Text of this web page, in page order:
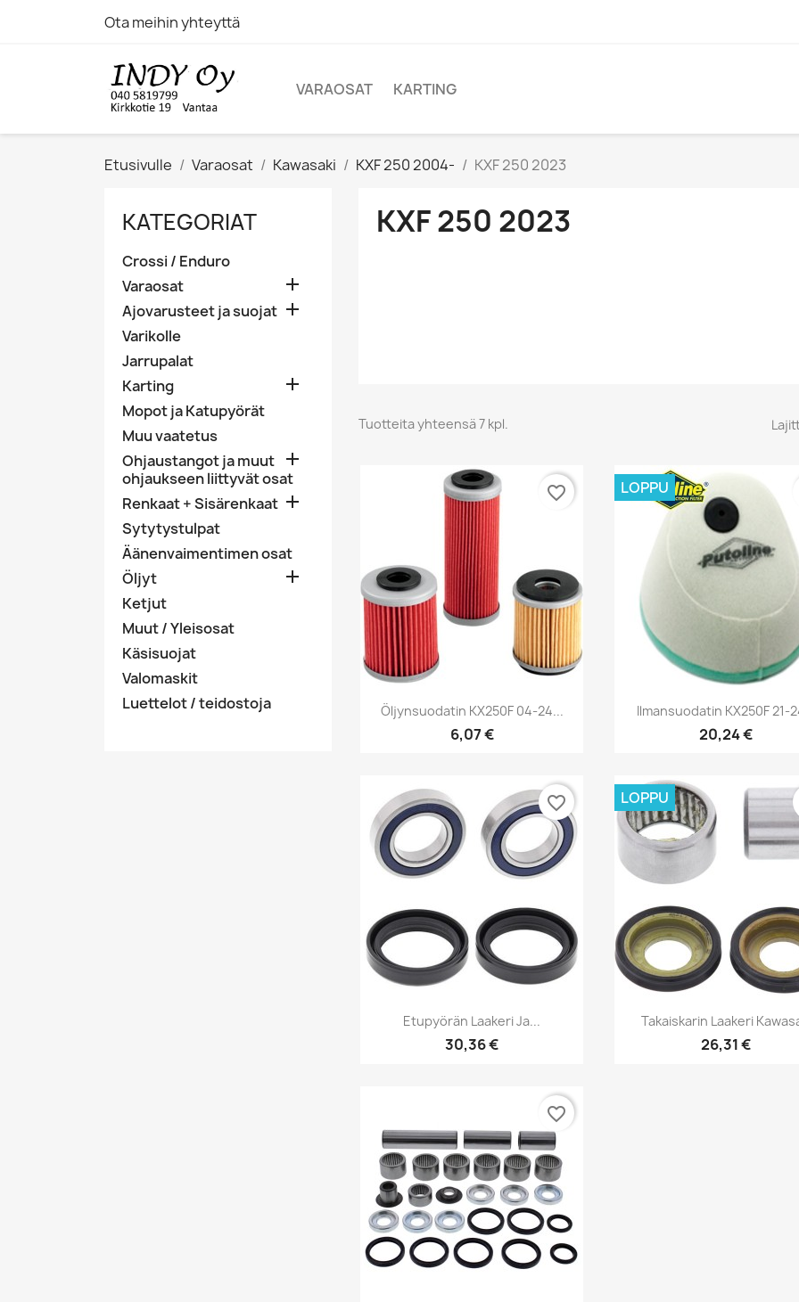
Ota meihin yhteyttä
VARAOSAT KARTING
Etusivulle Varaosat Kawasaki KXF 250 2004- KXF 250 2023
KATEGORIAT
Crossi / Enduro
Varaosat

Ajovarusteet ja suojat 
Varikolle
Jarrupalat
Karting

Mopot ja Katupyörät
Muu vaatetus
Ohjaustangot ja muut
ohjaukseen liittyvät osat

Renkaat + Sisärenkaat 
Sytytystulpat
Äänenvaimentimen osat
Öljyt

Ketjut
Muut / Yleisosat
Käsisuojat
Valomaskit
Luettelot / teidostoja
KXF 250 2023
Tuotteita yhteensä 7 kpl.
Pikakatselu
Öljynsuodatin KX250F 04-24...
6,07 €
favorite_border
Pikakatselu
Ilmansuodatin KX250F 21-
20,24 €
LOPPU
Pikakatselu
Etupyörän Laakeri Ja...
30,36 €
favorite_border
Pikakatselu
Takaiskarin Laakeri
26,31 €
LOPPU
favorite_border